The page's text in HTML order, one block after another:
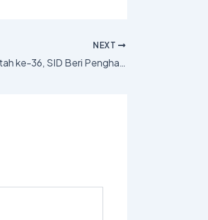
NEXT
Rayakan Ultah ke-36, SID Beri Penghargaan TIB kepada 13 Karyawan